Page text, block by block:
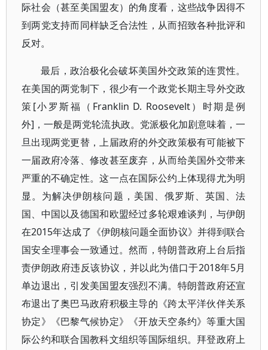
际社会（甚至美国盟友）的角度看，这些战争因得不
到两党支持而同样缺乏合法性，从而招致各种批评和
反对。
最后，政治极化会破坏美国外交政策的连贯性。
在美国的两党制下，很少有一个政党长期主导外交政
策[小罗斯福（Franklin D. Roosevelt）时期是例
外]，一般是两党轮流执政。党派极化加剧意味着，一
旦出现两党更替，上届政府的外交政策极有可能被下
一届政府冷落、修改甚至废弃，从而给美国外交带来
严重的不确定性。这一点在国际公约上体现得尤为明
显。为解决伊朗核问题，美国、俄罗斯、英国、法
国、中国以及德国和欧盟经过多轮艰难谈判，与伊朗
在2015年达成了《伊朗核问题全面协议》并得到联合
国安全理事会一致通过。然而，特朗普政府上台后指
责伊朗政府违反该协议，并以此为借口于2018年5月
单边退出，引发美国盟友强烈不满。特朗普政府还宣
布退出了奥巴马政府积极主导的《跨太平洋伙伴关系
协定》《巴黎气候协定》《开放天空条约》等重大国
际公约和联合国教科文组织等国际组织。拜登政府上